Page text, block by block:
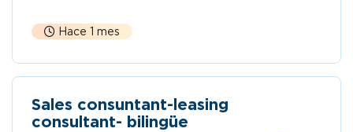
Hace 1 mes
Sales consuntant-leasing
consultant- bilingüe